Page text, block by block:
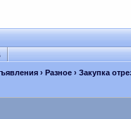
› Разное› Закупка